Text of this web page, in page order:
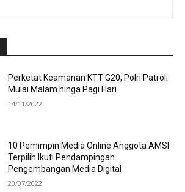
Perketat Keamanan KTT G20, Polri Patroli
Mulai Malam hinga Pagi Hari
14/11/2022
10 Pemimpin Media Online Anggota AMSI
Terpilih Ikuti Pendampingan
Pengembangan Media Digital
20/07/2022